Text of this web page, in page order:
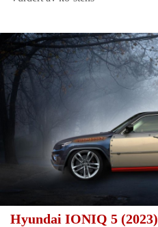
Hyundai IONIQ 5 (2023)